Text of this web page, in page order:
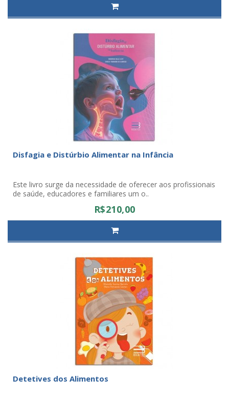
Disfagia e Distúrbio Alimentar na Infância
Este livro surge da necessidade de oferecer aos profissionais
de saúde, educadores e familiares um o..
R$210,00
Detetives dos Alimentos